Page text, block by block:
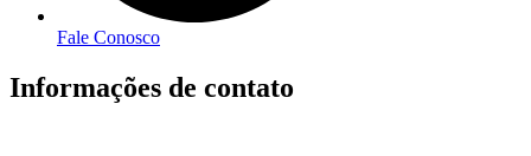
Fale Conosco
Informações de contato